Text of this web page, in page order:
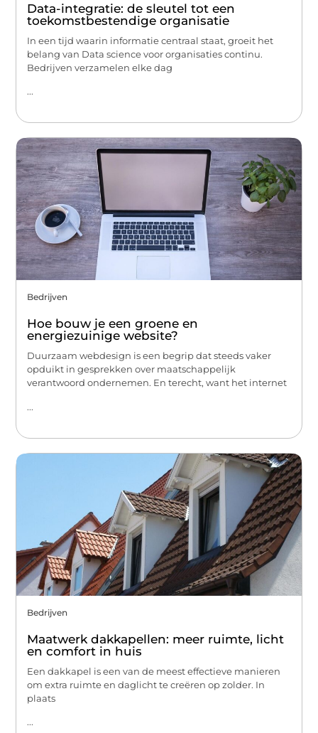
Data-integratie: de sleutel tot een
toekomstbestendige organisatie
In een tijd waarin informatie centraal staat, groeit het
belang van Data science voor organisaties continu.
Bedrijven verzamelen elke dag
...
Bedrijven
Hoe bouw je een groene en
energiezuinige website?
Duurzaam webdesign is een begrip dat steeds vaker
opduikt in gesprekken over maatschappelijk
verantwoord ondernemen. En terecht, want het internet
...
Bedrijven
Maatwerk dakkapellen: meer ruimte, licht
en comfort in huis
Een dakkapel is een van de meest effectieve manieren
om extra ruimte en daglicht te creëren op zolder. In
plaats
...